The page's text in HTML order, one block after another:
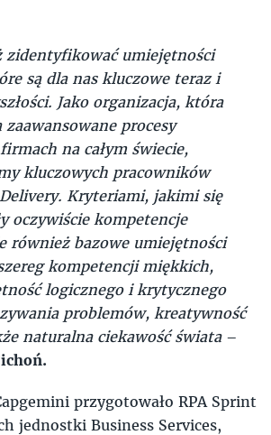
zidentyfikować umiejętności
są dla nas kluczowe teraz i
Jako organizacja, która
procesy
na całym świecie,
kluczowych pracowników
Kryteriami, jakimi się
oczywiście kompetencje
również bazowe umiejętności
kompetencji miękkich,
logicznego i krytycznego
problemów, kreatywność
naturalna ciekawość świata –
przygotowało RPA Sprint
jednostki Business Services,